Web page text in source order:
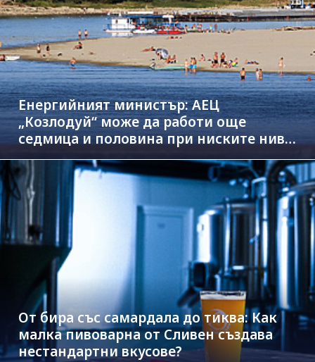
Енергийният министър: АЕЦ
„Козлодуй“ може да работи още
седмица и половина при ниските нива
на Дунав
От бира със самардала до тиква: Как
малка пивоварна от Сливен създава
нестандартни вкусове?